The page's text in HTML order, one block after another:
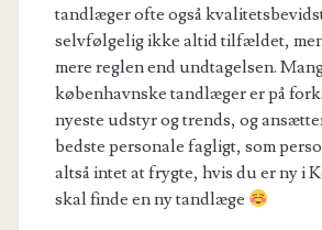
tandlæger ofte også
selvfølgelig ikke altid tilfældet,
mere reglen end undtagelsen.
københavnske tandlæger er på
nyeste udstyr og trends, og
bedste personale fagligt, som
altså intet at frygte, hvis du er ny i
skal finde en ny tandlæge